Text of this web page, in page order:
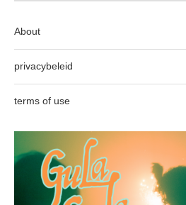
About
privacybeleid
terms of use